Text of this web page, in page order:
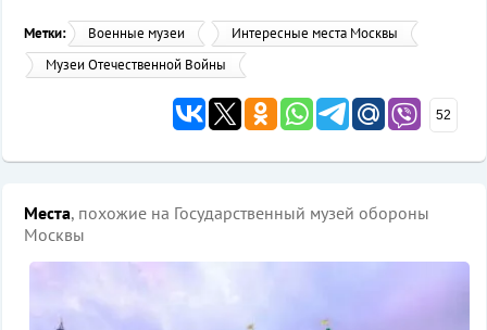
Метки: Военные музеи
Интересные места Москвы
Музеи Отечественной Войны
52
Места, похожие на Государственный музей обороны
Москвы